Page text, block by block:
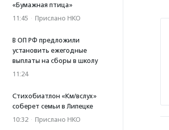
«Бумажная птица»
11:45 · Прислано НКО
В ОП РФ предложили
установить ежегодные
выплаты на сборы в школу
11:24
Стихобиатлон «Км/вслух»
соберет семьи в Липецке
10:32 · Прислано НКО